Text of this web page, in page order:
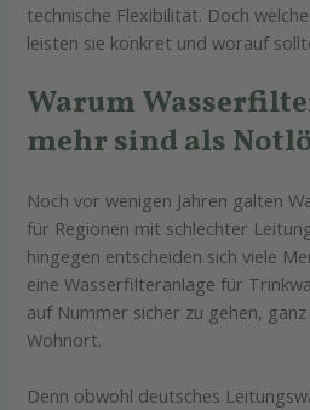
technische Flexibilität. Doch
leisten sie konkret und worauf
Warum
mehr sind als Notl
Noch vor wenigen Jahren galten
für Regionen mit schlechter
hingegen entscheiden sich viele
eine Wasserfilteranlage für
auf Nummer sicher zu gehen,
Wohnort.
Denn obwohl deutsches